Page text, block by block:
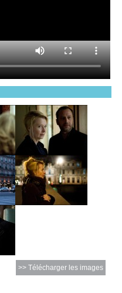
>> Télécharger les images